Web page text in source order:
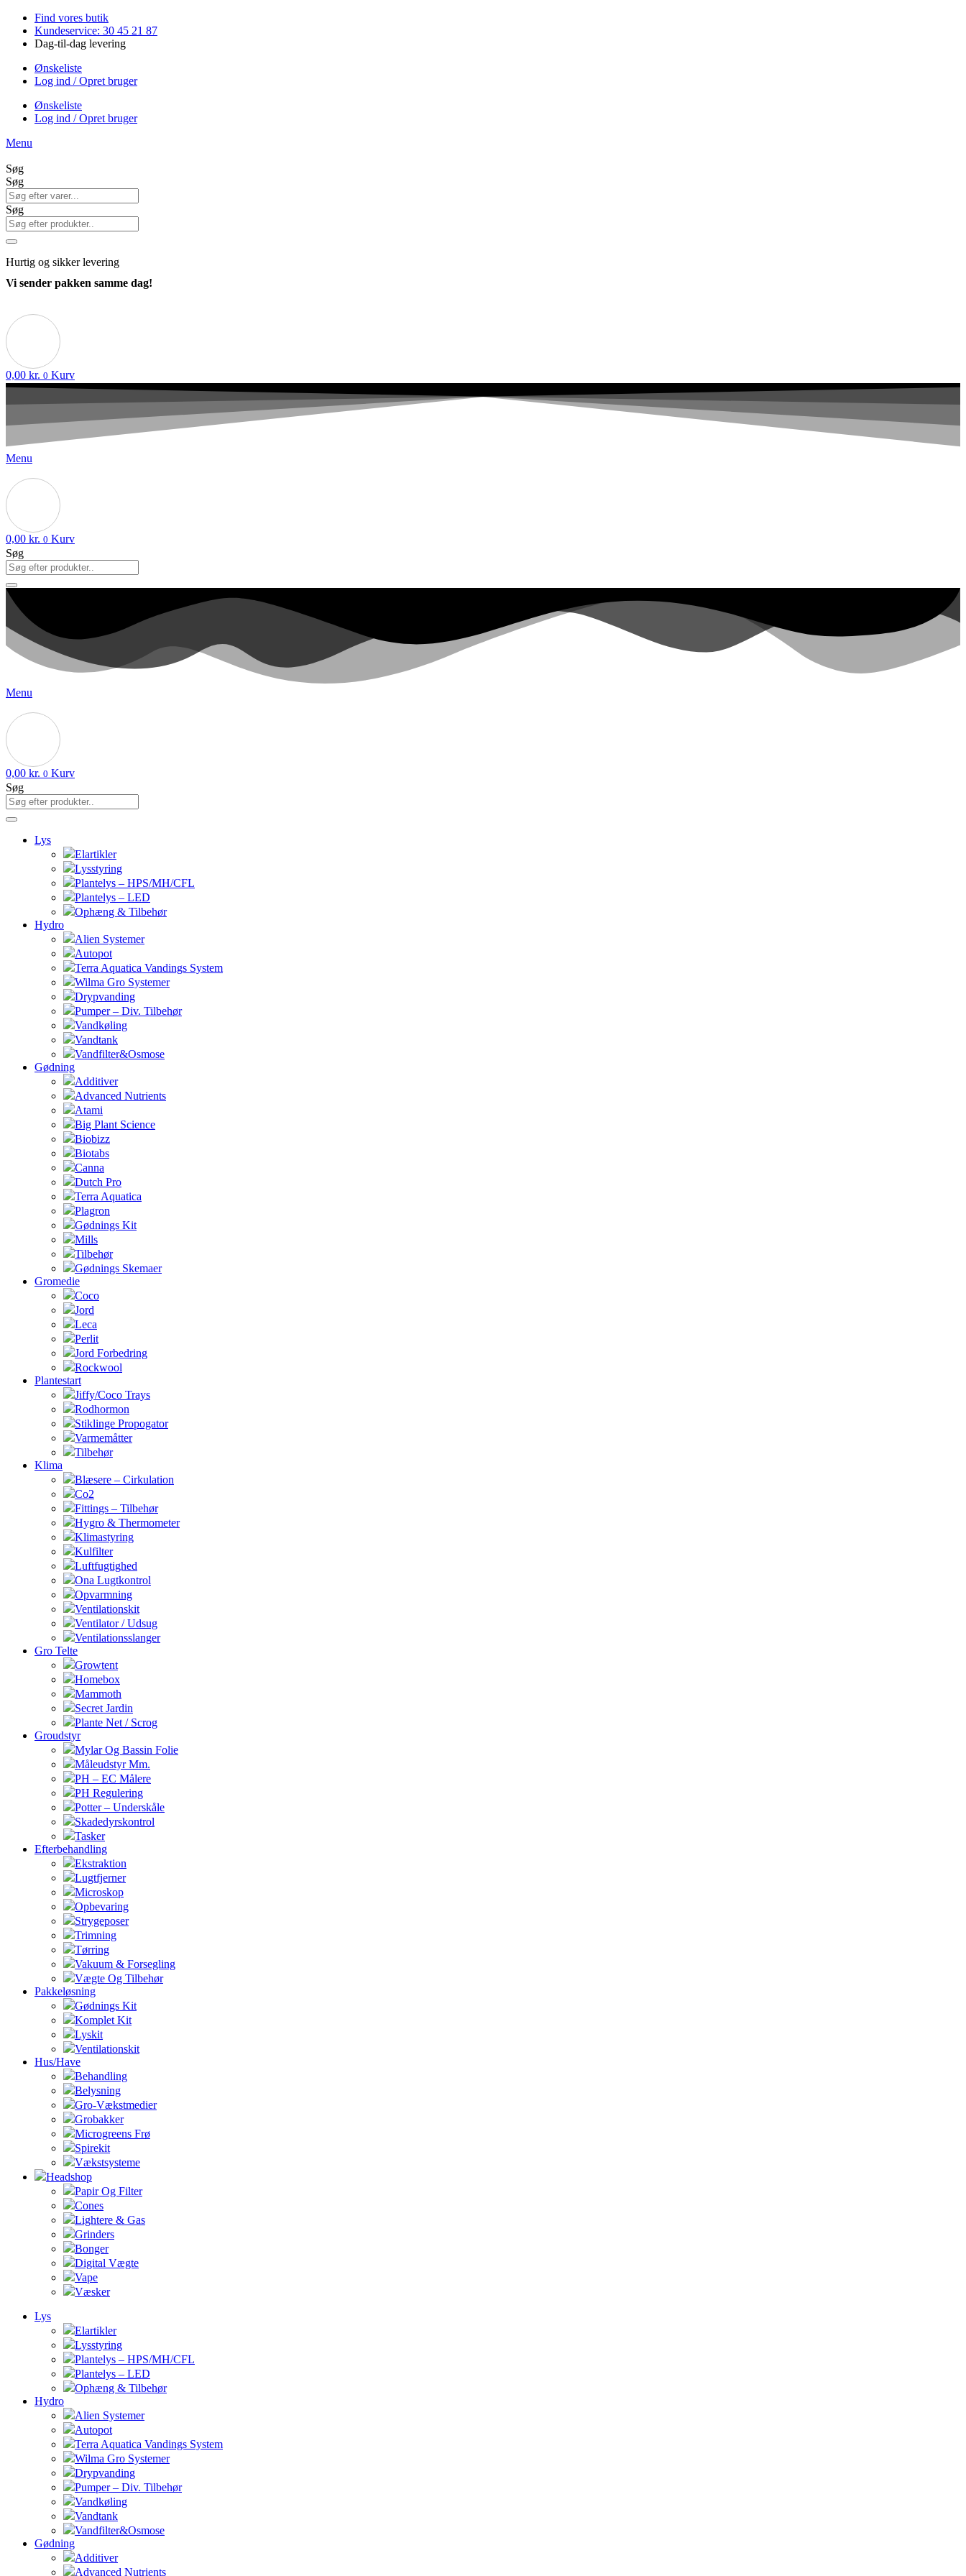
Videre
indhold
Find vores butik
Kundeservice: 30 45 21 87
Dag-til-dag levering
Ønskeliste
Log ind / Opret bruger
Ønskeliste
Log ind / Opret bruger
Menu
Søg
Søg
Søg
Hurtig og sikker levering
Vi sender pakken samme dag!
0,00 kr. 0 Kurv
Menu
0,00 kr. 0 Kurv
Søg
Menu
0,00 kr. 0 Kurv
Søg
Lys
Elartikler
Lysstyring
Plantelys – HPS/MH/CFL
Plantelys – LED
Ophæng & Tilbehør
Hydro
Alien Systemer
Autopot
Terra Aquatica Vandings System
Wilma Gro Systemer
Drypvanding
Pumper – Div. Tilbehør
Vandkøling
Vandtank
Vandfilter&Osmose
Gødning
Additiver
Advanced Nutrients
Atami
Big Plant Science
Biobizz
Biotabs
Canna
Dutch Pro
Terra Aquatica
Plagron
Gødnings Kit
Mills
Tilbehør
Gødnings Skemaer
Gromedie
Coco
Jord
Leca
Perlit
Jord Forbedring
Rockwool
Plantestart
Jiffy/Coco Trays
Rodhormon
Stiklinge Propogator
Varmemåtter
Tilbehør
Klima
Blæsere – Cirkulation
Co2
Fittings – Tilbehør
Hygro & Thermometer
Klimastyring
Kulfilter
Luftfugtighed
Ona Lugtkontrol
Opvarmning
Ventilationskit
Ventilator / Udsug
Ventilationsslanger
Gro Telte
Growtent
Homebox
Mammoth
Secret Jardin
Plante Net / Scrog
Groudstyr
Mylar Og Bassin Folie
Måleudstyr Mm.
PH – EC Målere
PH Regulering
Potter – Underskåle
Skadedyrskontrol
Tasker
Efterbehandling
Ekstraktion
Lugtfjerner
Microskop
Opbevaring
Strygeposer
Trimning
Tørring
Vakuum & Forsegling
Vægte Og Tilbehør
Pakkeløsning
Gødnings Kit
Komplet Kit
Lyskit
Ventilationskit
Hus/Have
Behandling
Belysning
Gro-Vækstmedier
Grobakker
Microgreens Frø
Spirekit
Vækstsysteme
Headshop
Papir Og Filter
Cones
Lightere & Gas
Grinders
Bonger
Digital Vægte
Vape
Væsker
Lys
Elartikler
Lysstyring
Plantelys – HPS/MH/CFL
Plantelys – LED
Ophæng & Tilbehør
Hydro
Alien Systemer
Autopot
Terra Aquatica Vandings System
Wilma Gro Systemer
Drypvanding
Pumper – Div. Tilbehør
Vandkøling
Vandtank
Vandfilter&Osmose
Gødning
Additiver
Advanced Nutrients